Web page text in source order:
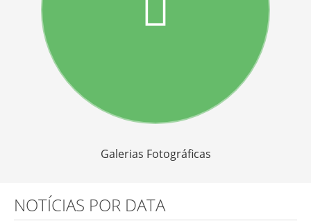
Galerias Fotográficas
NOTÍCIAS POR DATA